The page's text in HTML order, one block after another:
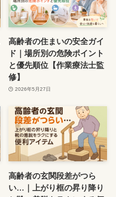
高齢者の住まいの安全ガイ
ド｜場所別の危険ポイント
と優先順位【作業療法士監
修】
2026年5月27日
高齢者の玄関段差がつら
い…｜上がり框の昇り降り